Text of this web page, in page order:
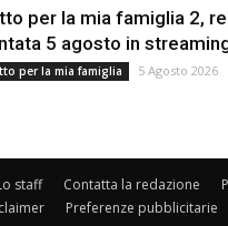
per la mia famiglia 2,
5 agosto in
per la mia famiglia 5 Agosto 2026
staff Contatta la redazione
Preferenze pubblicitarie